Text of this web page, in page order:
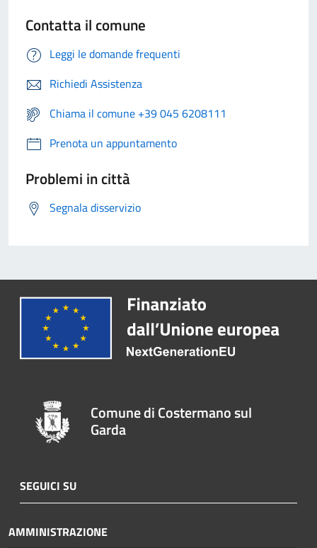
Contatta il comune
Leggi le domande frequenti
Richiedi Assistenza
Chiama il comune +39 045 6208111
Prenota un appuntamento
Problemi in città
Segnala disservizio
Comune di Costermano sul
Garda
SEGUICI SU
AMMINISTRAZIONE